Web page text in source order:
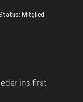
Mitglied
ins first-